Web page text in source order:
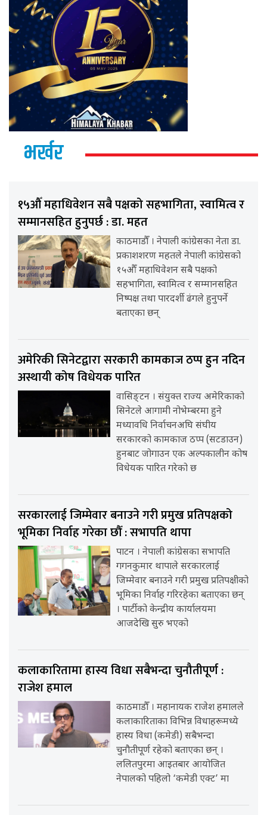
भर्खर
१५औँ महाधिवेशन सबै पक्षको सहभागिता, स्वामित्व र
सम्मानसहित हुनुपर्छ : डा. महत
काठमाडौँ । नेपाली कांग्रेसका नेता डा.
प्रकाशशरण महतले नेपाली कांग्रेसको
१५औँ महाधिवेशन सबै पक्षको
सहभागिता, स्वामित्व र सम्मानसहित
निष्पक्ष तथा पारदर्शी ढंगले हुनुपर्ने
बताएका छन्
अमेरिकी सिनेटद्वारा सरकारी कामकाज ठप्प हुन नदिन
अस्थायी कोष विधेयक पारित
वासिङ्टन । संयुक्त राज्य अमेरिकाको
सिनेटले आगामी नोभेम्बरमा हुने
मध्यावधि निर्वाचनअघि संघीय
सरकारको कामकाज ठप्प (सटडाउन)
हुनबाट जोगाउन एक अल्पकालीन कोष
विधेयक पारित गरेको छ
सरकारलाई जिम्मेवार बनाउने गरी प्रमुख प्रतिपक्षको
भूमिका निर्वाह गरेका छौँ : सभापति थापा
पाटन । नेपाली कांग्रेसका सभापति
गगनकुमार थापाले सरकारलाई
जिम्मेवार बनाउने गरी प्रमुख प्रतिपक्षीको
भूमिका निर्वाह गरिरहेका बताएका छन्
। पार्टीको केन्द्रीय कार्यालयमा
आजदेखि सुरु भएको
कलाकारितामा हास्य विधा सबैभन्दा चुनौतीपूर्ण :
राजेश हमाल
काठमाडौँ । महानायक राजेश हमालले
कलाकारिताका विभिन्न विधाहरूमध्ये
हास्य विधा (कमेडी) सबैभन्दा
चुनौतीपूर्ण रहेको बताएका छन् ।
ललितपुरमा आइतबार आयोजित
नेपालको पहिलो ‘कमेडी एक्ट’ मा